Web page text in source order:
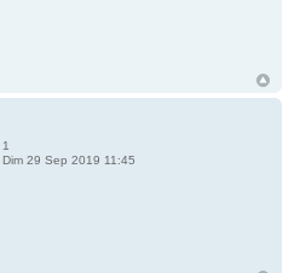
1
Dim 29 Sep 2019 11:45